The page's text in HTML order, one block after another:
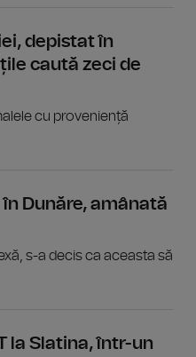
depistat în
caută zeci de
cu proveniență
Dunăre, amânată
s-a decis ca aceasta să
la Slatina, într-un